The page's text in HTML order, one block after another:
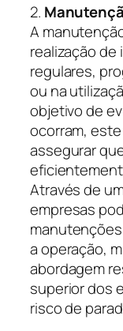
2.
A
realização
regulares,
ou na
objetivo de
ocorram,
assegurar
Através de
empresas
a operação,
abordagem
superior dos
risco de